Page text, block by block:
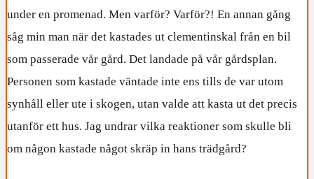
under en promenad. Men varför? Varför?! En annan gång
såg min man när det kastades ut clementinskal från en bil
som passerade vår gård. Det landade på vår gårdsplan.
Personen som kastade väntade inte ens tills de var utom
synhåll eller ute i skogen, utan valde att kasta ut det precis
utanför ett hus. Jag undrar vilka reaktioner som skulle bli
om någon kastade något skräp in hans trädgård?